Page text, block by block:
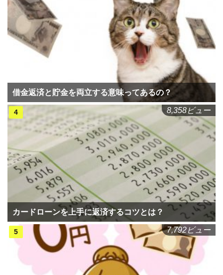
借金返済と貯金を両立する意味ってあるの？
カードローンを上手に返済するコツとは？
8,358ビュー
7,792ビュー